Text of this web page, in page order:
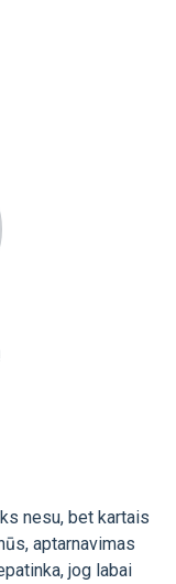
nesu, bet kartais
aptarnavimas
jog labai